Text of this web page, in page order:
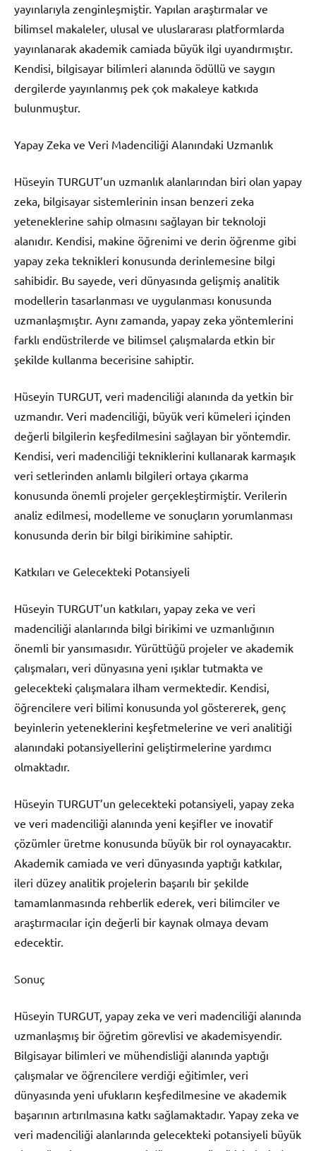
yayınlarıyla zenginleşmiştir. Yapılan araştırmalar ve
bilimsel makaleler, ulusal ve uluslararası platformlarda
yayınlanarak akademik camiada büyük ilgi uyandırmıştır.
Kendisi, bilgisayar bilimleri alanında ödüllü ve saygın
dergilerde yayınlanmış pek çok makaleye katkıda
bulunmuştur.
Yapay Zeka ve Veri Madenciliği Alanındaki Uzmanlık
Hüseyin TURGUT’un uzmanlık alanlarından biri olan yapay
zeka, bilgisayar sistemlerinin insan benzeri zeka
yeteneklerine sahip olmasını sağlayan bir teknoloji
alanıdır. Kendisi, makine öğrenimi ve derin öğrenme gibi
yapay zeka teknikleri konusunda derinlemesine bilgi
sahibidir. Bu sayede, veri dünyasında gelişmiş analitik
modellerin tasarlanması ve uygulanması konusunda
uzmanlaşmıştır. Aynı zamanda, yapay zeka yöntemlerini
farklı endüstrilerde ve bilimsel çalışmalarda etkin bir
şekilde kullanma becerisine sahiptir.
Hüseyin TURGUT, veri madenciliği alanında da yetkin bir
uzmandır. Veri madenciliği, büyük veri kümeleri içinden
değerli bilgilerin keşfedilmesini sağlayan bir yöntemdir.
Kendisi, veri madenciliği tekniklerini kullanarak karmaşık
veri setlerinden anlamlı bilgileri ortaya çıkarma
konusunda önemli projeler gerçekleştirmiştir. Verilerin
analiz edilmesi, modelleme ve sonuçların yorumlanması
konusunda derin bir bilgi birikimine sahiptir.
Katkıları ve Gelecekteki Potansiyeli
Hüseyin TURGUT’un katkıları, yapay zeka ve veri
madenciliği alanlarında bilgi birikimi ve uzmanlığının
önemli bir yansımasıdır. Yürüttüğü projeler ve akademik
çalışmaları, veri dünyasına yeni ışıklar tutmakta ve
gelecekteki çalışmalara ilham vermektedir. Kendisi,
öğrencilere veri bilimi konusunda yol göstererek, genç
beyinlerin yeteneklerini keşfetmelerine ve veri analitiği
alanındaki potansiyellerini geliştirmelerine yardımcı
olmaktadır.
Hüseyin TURGUT’un gelecekteki potansiyeli, yapay zeka
ve veri madenciliği alanında yeni keşifler ve inovatif
çözümler üretme konusunda büyük bir rol oynayacaktır.
Akademik camiada ve veri dünyasında yaptığı katkılar,
ileri düzey analitik projelerin başarılı bir şekilde
tamamlanmasında rehberlik ederek, veri bilimciler ve
araştırmacılar için değerli bir kaynak olmaya devam
edecektir.
Sonuç
Hüseyin TURGUT, yapay zeka ve veri madenciliği alanında
uzmanlaşmış bir öğretim görevlisi ve akademisyendir.
Bilgisayar bilimleri ve mühendisliği alanında yaptığı
çalışmalar ve öğrencilere verdiği eğitimler, veri
dünyasında yeni ufukların keşfedilmesine ve akademik
başarının artırılmasına katkı sağlamaktadır. Yapay zeka ve
veri madenciliği alanlarında gelecekteki potansiyeli büyük